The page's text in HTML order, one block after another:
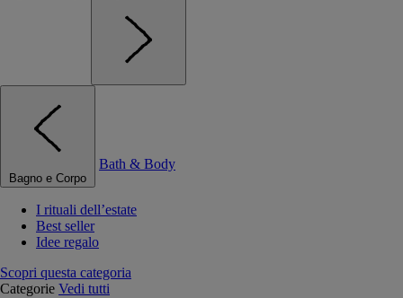
Bagno e Corpo
Bath & Body
I rituali dell’estate
Best seller
Idee regalo
Scopri questa categoria
Categorie Vedi tutti